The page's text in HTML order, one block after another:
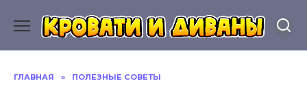
содержанию
ГЛАВНАЯ » ПОЛЕЗНЫЕ СОВЕТЫ